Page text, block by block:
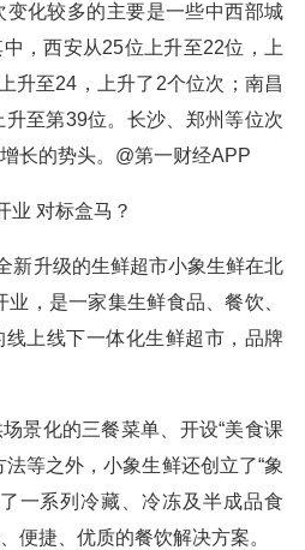
化较多的主要是一些中西部城
，西安从25位上升至22位，上
升至24，上升了2个位次；南昌
至第39位。长沙、郑州等位次
长的势头。@第一财经APP
业 对标盒马？
新升级的生鲜超市小象生鲜在北
，是一家集生鲜食品、餐饮、
上线下一体化生鲜超市，品牌
景化的三餐菜单、开设“美食课
等之外，小象生鲜还创立了“象
一系列冷藏、冷冻及半成品食
便捷、优质的餐饮解决方案。